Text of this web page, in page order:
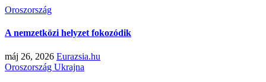
Oroszország
A nemzetközi helyzet fokozódik
máj 26, 2026 Eurazsia.hu
Oroszország Ukrajna